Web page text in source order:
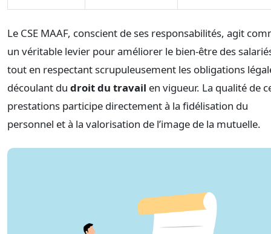
Le CSE MAAF, conscient de ses responsabilités, agit
un véritable levier pour améliorer le bien-être des
tout en respectant scrupuleusement les obligations
découlant du droit du travail en vigueur. La qualité de
prestations participe directement à la fidélisation du
personnel et à la valorisation de l’image de la mutuelle.